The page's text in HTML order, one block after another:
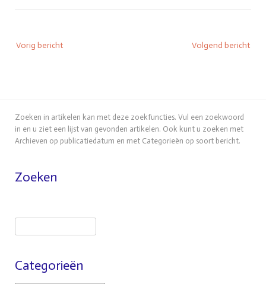
Vorig bericht Volgend bericht
Zoeken in artikelen kan met deze zoekfuncties. Vul een zoekwoord
in en u ziet een lijst van gevonden artikelen. Ook kunt u zoeken met
Archieven op publicatiedatum en met Categorieën op soort bericht.
Zoeken
Categorieën